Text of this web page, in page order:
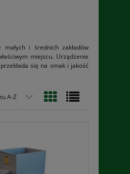
i średnich zakładów
miejscu. Urządzenie
się na smak i jakość
A-Z